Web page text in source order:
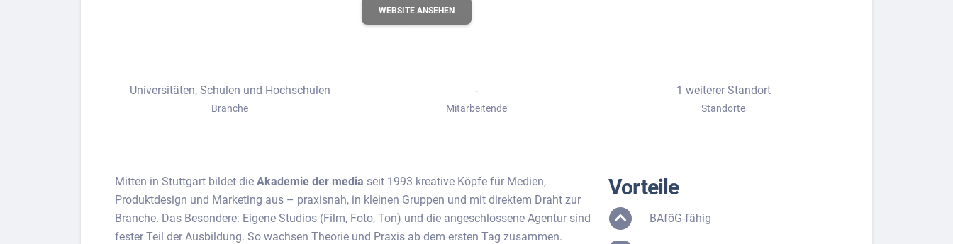
WEBSITE ANSEHEN
Universitäten, Schulen und Hochschulen
Branche
-
Mitarbeitende
1 weiterer Standort
Standorte
Mitten in Stuttgart bildet die Akademie der media seit 1993 kreative Köpfe für Medien,
Produktdesign und Marketing aus – praxisnah, in kleinen Gruppen und mit direktem Draht zur
Branche. Das Besondere: Eigene Studios (Film, Foto, Ton) und die angeschlossene Agentur sind
fester Teil der Ausbildung. So wachsen Theorie und Praxis ab dem ersten Tag zusammen.
Vorteile
BAföG-fähig